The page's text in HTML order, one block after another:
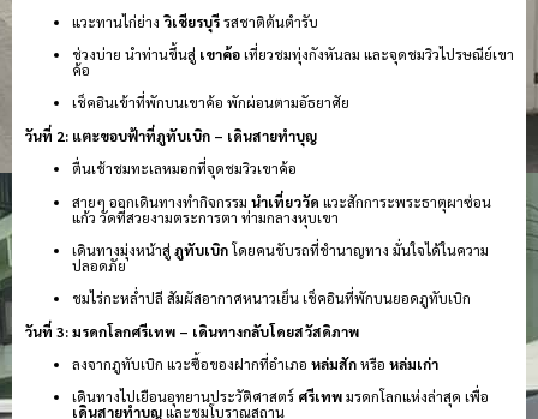
แวะทานไก่ย่าง วิเชียรบุรีรสชาติต้นตำรับ
ช่วงบ่าย นำท่านขึ้นสู่ เขาค้อเที่ยวชมทุ่งกังหันลม และจุดชมวิวไปรษณีย์เขา
ค้อ
เช็คอินเข้าที่พักบนเขาค้อ พักผ่อนตามอัธยาศัย
วันที่ 2: แตะขอบฟ้าที่ภูทับเบิก – เดินสายทำบุญ
ตื่นเช้าชมทะเลหมอกที่จุดชมวิวเขาค้อ
สายๆ ออกเดินทางทำกิจกรรม นำเที่ยววัด แวะสักการะพระธาตุผาซ่อน
แก้ว วัดที่สวยงามตระการตา ท่ามกลางหุบเขา
เดินทางมุ่งหน้าสู่ ภูทับเบิกโดยคนขับรถที่ชำนาญทาง มั่นใจได้ในความ
ปลอดภัย
ชมไร่กะหล่ำปลี สัมผัสอากาศหนาวเย็น เช็คอินที่พักบนยอดภูทับเบิก
วันที่ 3: มรดกโลกศรีเทพ – เดินทางกลับโดยสวัสดิภาพ
ลงจากภูทับเบิก แวะซื้อของฝากที่อำเภอ หล่มสักหรือ หล่มเก่า
เดินทางไปเยือนอุทยานประวัติศาสตร์ ศรีเทพมรดกโลกแห่งล่าสุด เพื่อ
เดินสายทำบุญและชมโบราณสถาน